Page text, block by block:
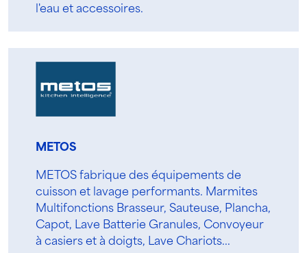
l'eau et accessoires.
METOS
METOS fabrique des équipements de
cuisson et lavage performants. Marmites
Multifonctions Brasseur, Sauteuse, Plancha,
Capot, Lave Batterie Granules, Convoyeur
à casiers et à doigts, Lave Chariots...